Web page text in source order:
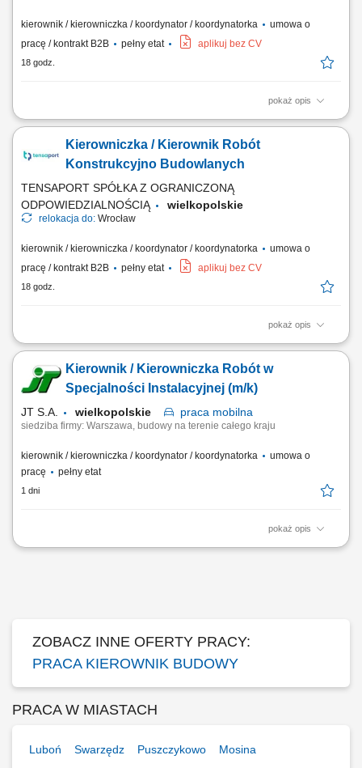
kierownik / kierowniczka / koordynator / koordynatorka
umowa o
pracę / kontrakt B2B
pełny etat aplikuj bez CV
18 godz.
pokaż opis
Zadania: Operacyjne prowadzenie i odbiór robót elektroenergetycznych
podwykonawców oraz pracowników etatowych; Przygotowywanie
harmonogramów materiałowych, wdrożeniowych i metodologii prac;
Kierowniczka / Kierownik Robót
Konstrukcyjno Budowlanych
TENSAPORT SPÓŁKA Z OGRANICZONĄ
ODPOWIEDZIALNOŚCIĄ
wielkopolskie
relokacja do: Wrocław
kierownik / kierowniczka / koordynator / koordynatorka
umowa o
pracę / kontrakt B2B
pełny etat aplikuj bez CV
18 godz.
pokaż opis
Zadania: Kontrola techniczna robót konstrukcyjno-budowlanych w
konstrukcji wsporczych oraz infrastruktur pod BESS i linie SN;
Zarządzanie podwykonawcami i brygadami na placu budowy; Dbaniem
Kierownik / Kierowniczka Robót w
Specjalności Instalacyjnej (m/k)
JT S.A. wielkopolskie praca mobilna
siedziba firmy: Warszawa, budowy na terenie całego kraju
kierownik / kierowniczka / koordynator / koordynatorka
umowa o
pracę
pełny etat
1 dni
pokaż opis
Opis stanowiska: Prowadzenie i koordynacja zadań wykonawczych na
ZOBACZ INNE OFERTY PRACY:
PRACA KIEROWNIK BUDOWY
PRACA W MIASTACH
Luboń Swarzędz Puszczykowo Mosina